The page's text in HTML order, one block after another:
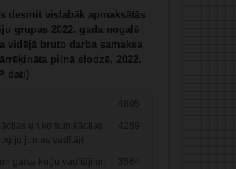
desmit vislabāk apmaksātās
grupas 2022. gada nogalē
vidējā bruto darba samaksa
pilnā slodzē, 2022.
dati)
4805
un komunikācijas
jomas vadītāji
4259
gaisa kuģu vadītāji un
3564